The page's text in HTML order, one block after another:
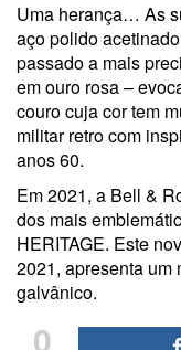
Uma herança… As
aço polido
passado a mais
em ouro rosa –
couro cuja cor tem
militar retro com
anos 60.
Em 2021, a Bell &
dos mais
HERITAGE. Este
2021, apresenta um
galvânico.
0